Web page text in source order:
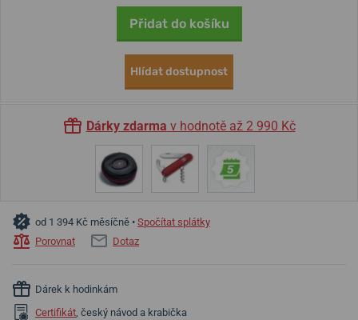
Přidat do košíku
Hlídat dostupnost
Dárky zdarma v hodnotě až 2 990 Kč
od 1 394 Kč měsíčně • Spočítat splátky
Porovnat
Dotaz
Dárek k hodinkám
Certifikát, český návod a krabička